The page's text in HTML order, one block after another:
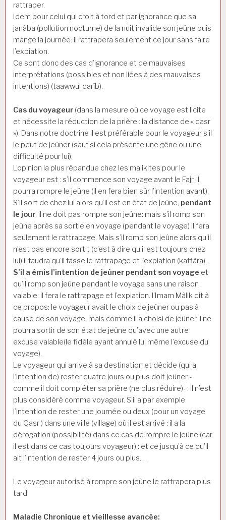
rattraper.
Idem pour celui qui croit à tord et par ignorance que sa
janâba (pollution nocturne) de la nuit invalide son jeûne puis
mange la journée: il rattrapera seulement ce jour sans faire
l’expiation.
Ce sont donc des cas d’ignorance et de mauvaises
interprétations (possibles et non liées à des mauvaises
intentions) (taawwul qarîb).
Cas du voyageur (dans la mesure où ce voyage est licite
et nécessite la réduction de la prière : la distance de « qasr
»). Dans notre doctrine il est préférable pour le voyageur s’il
le peut de jeûner (sauf si cela présente une gêne ou une
difficulté pour lui).
L’opinion la plus répandue chez les malikites pour le
voyageur est : s’il commence son voyage avant le Fajr, il
pourra rompre le jeûne (il en fera bien sûr l’intention avant).
S’il sort de chez lui alors qu’il est en état de jeûne, pendant
le jour, il ne doit pas rompre son jeûne: mais s’il romp son
jeûne après sa sortie en voyage (pendant le voyage) il fera
seulement le rattrapage. Mais s’il romp son jeûne alors qu’il
n’est pas encore sortit (c’est à dire qu’il est toujours chez
lui) il faudra qu’il fasse le rattrapage et l’expiation (kaffâra).
S’il a émis l’intention de jeûner pendant son voyage et
qu’il romp son jeûne pendant le voyage sans une raison
valable: il fera le rattrapage et l’expiation. l’Imam Mâlik dit à
ce propos: le voyageur avait le choix de jeûner ou pas à
cause de son voyage, mais comme il a choisi de jeûner il ne
pourra sortir de son état de jeûne qu’avec une autre
excuse valable(le fidèle ayant annulé lui même l’excuse du
voyage).
Le voyageur qui arrive à sa destination et décide (qui a
l’intention de) rester quatre jours ou plus doit jeûner -
comme il doit compléter sa prière (ne plus réduire)- : il n’est
plus considéré comme voyageur. S’il a par exemple
l’intention de rester une journée ou deux (pour un voyage
du Qasr ) dans une ville (village) où il est arrivé : il a la
dérogation (possibilité) dans ce cas de rompre le jeûne (car
il est dans ce cas toujours voyageur) : et ce jusqu’à ce qu’il
ait l’intention de rester 4 jours ou plus.…
Le voyageur autorisé à rompre son jeûne le rattrapera plus
tard.
Maladie Chronique et vieillesse avancée: